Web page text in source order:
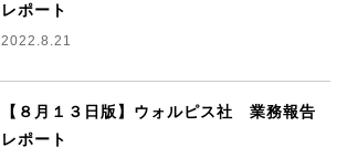
レポート
2022.8.21
【８月１３日版】ウォルピス社 業務報告
レポート